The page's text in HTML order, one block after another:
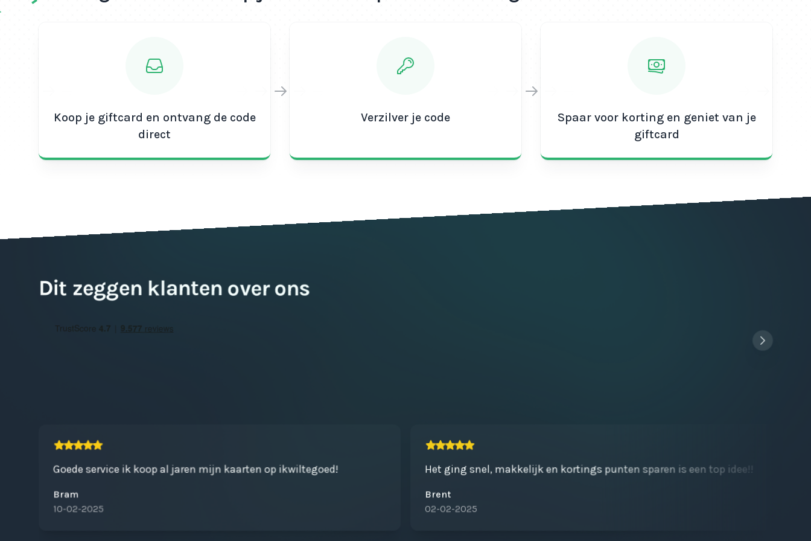
Koop je giftcard en ontvang de code
direct
Verzilver je code
Spaar voor korting en geniet van je
giftcard
Dit zeggen klanten over ons
Goede service ik koop al jaren mijn kaarten op ikwiltegoed!
Bram
10-02-2025
Het ging snel, makkelijk en kortings punten sparen is een top idee!!
Brent
02-02-2025